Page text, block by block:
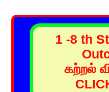
1 -8 th
கற்றல்